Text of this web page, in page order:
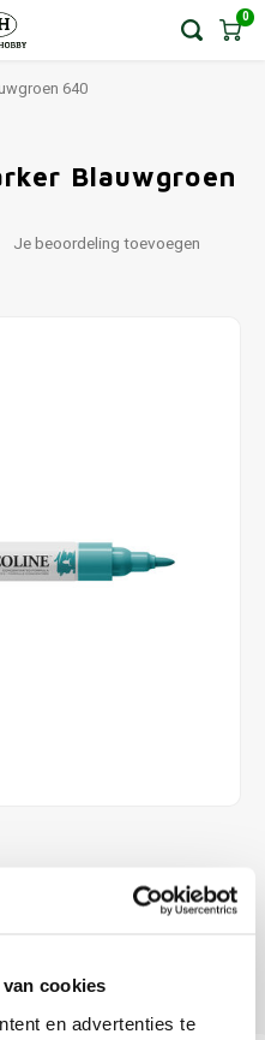
cookies
en advertenties te
0
640
Blauwgroen
Je beoordeling toevoegen